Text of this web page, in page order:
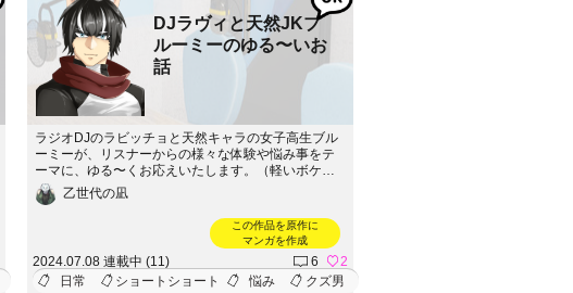
DJラヴィと天然JKブ
ルーミーのゆる〜いお
話
ラジオDJのラビッチョと天然キャラの女子高生ブル
ーミーが、リスナーからの様々な体験や悩み事をテ
ーマに、ゆる〜くお応えいたします。（軽いボケと
ツッコミあり）因みにDJラビッチョはイケメンすぎ
て仕事にならないので、普段は素顔が分からないよ
う、ウサギのお面を被っている。個性的なキャラ作
りや感動するプロット作りに奮闘中！伝えたいテー
マを軸に、読者の心に響く自分にしか書けない、面
白い作品を書きたいと思い、創作を始めました。
感想聞かせて頂けましたら、とても嬉しいです♪
乙世代の凪
この作品を原作に
マンガを作成
2024.07.08 連載中 (11) 6
2
日常
ショートショート 悩み クズ男